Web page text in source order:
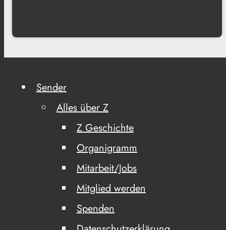
Sender
Alles über Z
Z Geschichte
Organigramm
Mitarbeit/Jobs
Mitglied werden
Spenden